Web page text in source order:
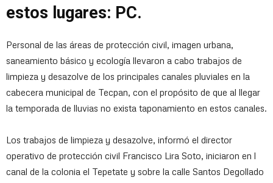
estos lugares: PC.
Personal de las áreas de protección civil, imagen urbana,
saneamiento básico y ecología llevaron a cabo trabajos de
limpieza y desazolve de los principales canales pluviales en la
cabecera municipal de Tecpan, con el propósito de que al llegar
la temporada de lluvias no exista taponamiento en estos canales.
Los trabajos de limpieza y desazolve, informó el director
operativo de protección civil Francisco Lira Soto, iniciaron en l
canal de la colonia el Tepetate y sobre la calle Santos Degollado